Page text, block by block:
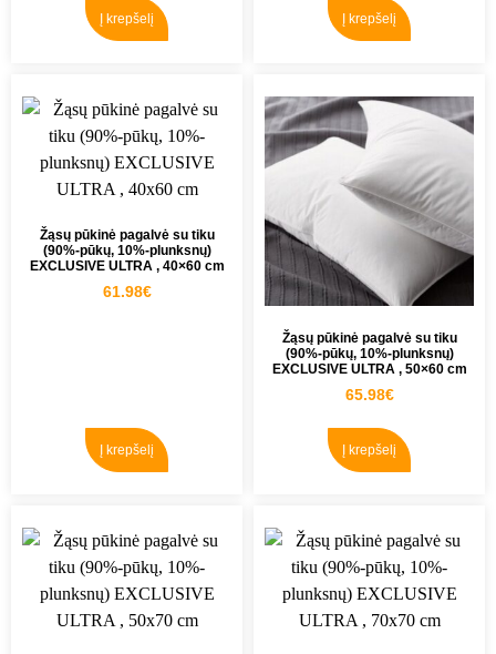
Į krepšelį Į krepšelį
Žąsų pūkinė pagalvė su tiku
(90%-pūkų, 10%-plunksnų)
EXCLUSIVE ULTRA , 40×60 cm
61.98€
Į krepšelį
Žąsų pūkinė pagalvė su tiku
(90%-pūkų, 10%-plunksnų)
EXCLUSIVE ULTRA , 50×60 cm
65.98€
Į krepšelį